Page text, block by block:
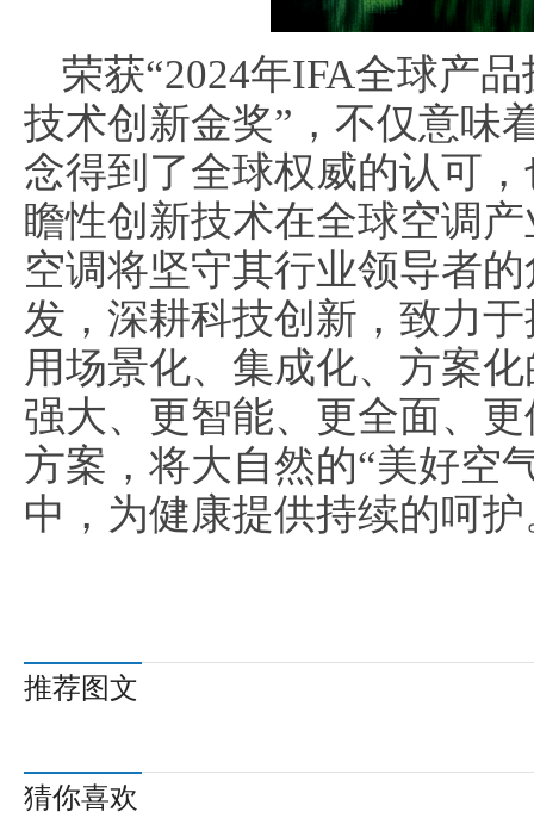
荣获“2024年IFA全球产
技术创新金奖”，不仅意味
念得到了全球权威的认可
瞻性创新技术在全球空调
空调将坚守其行业领导者
发，深耕科技创新，致力
用场景化、集成化、方案
强大、更智能、更全面、
方案，将大自然的“美好空
中，为健康提供持续的呵护
推荐图文
猜你喜欢